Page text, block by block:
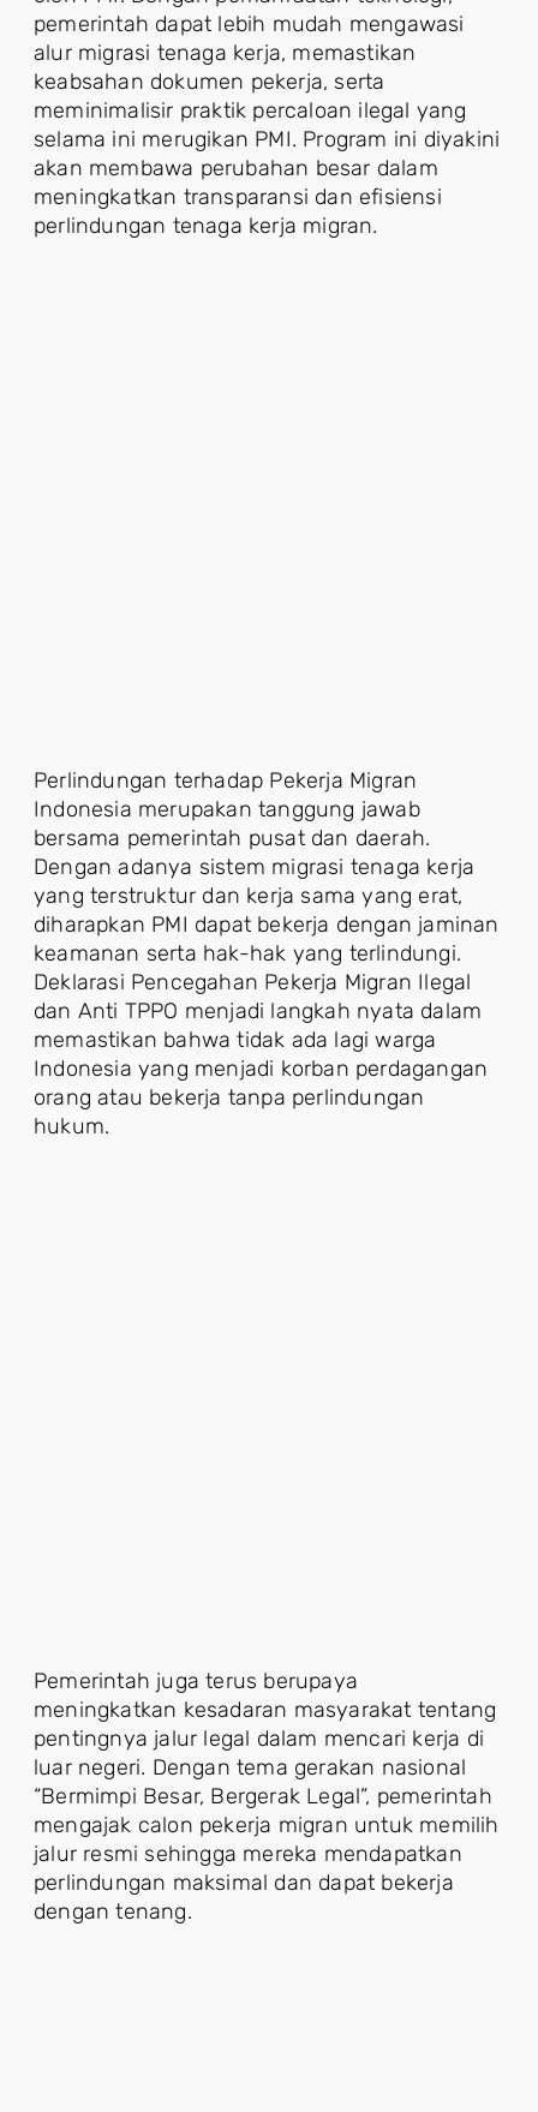
pemerintah dapat lebih mudah mengawasi
alur migrasi tenaga kerja, memastikan
keabsahan dokumen pekerja, serta
meminimalisir praktik percaloan ilegal yang
selama ini merugikan PMI. Program ini diyakini
akan membawa perubahan besar dalam
meningkatkan transparansi dan efisiensi
perlindungan tenaga kerja migran.
Perlindungan terhadap Pekerja Migran
Indonesia merupakan tanggung jawab
bersama pemerintah pusat dan daerah.
Dengan adanya sistem migrasi tenaga kerja
yang terstruktur dan kerja sama yang erat,
diharapkan PMI dapat bekerja dengan jaminan
keamanan serta hak-hak yang terlindungi.
Deklarasi Pencegahan Pekerja Migran Ilegal
dan Anti TPPO menjadi langkah nyata dalam
memastikan bahwa tidak ada lagi warga
Indonesia yang menjadi korban perdagangan
orang atau bekerja tanpa perlindungan
hukum.
Pemerintah juga terus berupaya
meningkatkan kesadaran masyarakat tentang
pentingnya jalur legal dalam mencari kerja di
luar negeri. Dengan tema gerakan nasional
“Bermimpi Besar, Bergerak Legal”, pemerintah
mengajak calon pekerja migran untuk memilih
jalur resmi sehingga mereka mendapatkan
perlindungan maksimal dan dapat bekerja
dengan tenang.